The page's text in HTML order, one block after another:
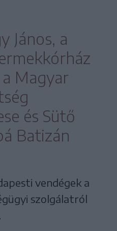
János, a
Magyar
és Sütő
Batizán
vendégek a
szolgálatról